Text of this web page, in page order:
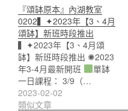
『頌缽原本』內湖教室
0202▍✦2023年【3、4月
頌缽】新班時段推出
▍✦2023年【3、4月頌
缽】新班時段推出 ✺2023
年3-4月最新開班
單缽
一日課程： 3/9（…
2023-02-02
類似文章